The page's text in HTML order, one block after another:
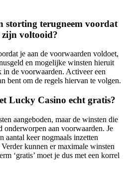
storting terugneem voordat
zijn voltooid?
je aan de voorwaarden voldoet,
en mogelijke winsten hieruit
de voorwaarden. Activeer een
bent om de regels hiervan te volgen.
Lucky Casino echt gratis?
aangeboden, maar de winsten die
aan voorwaarden. Je
aantal keer nogmaals inzetten
kunnen er maximale winsten
‘gratis’ moet je dus met een korrel